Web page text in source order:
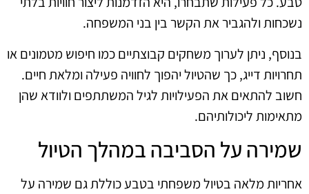
נשכחות ולהגביר את הקשר בין בני המשפחה.
בנוסף, ניתן לערוך משחקים קבוצתיים כמו חיפוש מטמונים או
תחרויות דייג, כך שהטיול יהפוך לחוויה פעילה ומלאת חיים.
חשוב להתאים את הפעילויות לגיל המשתתפים ולוודא שהן
מתאימות ליכולותיהם.
שמירה על הסביבה במהלך הטיול
אחריות מלאה בטיול משפחתי בטבע כוללת גם שמירה על